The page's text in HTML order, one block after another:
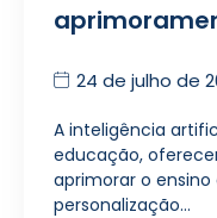
24 de julho de
A inteligência
educação,
aprimorar o ensino
personalização…